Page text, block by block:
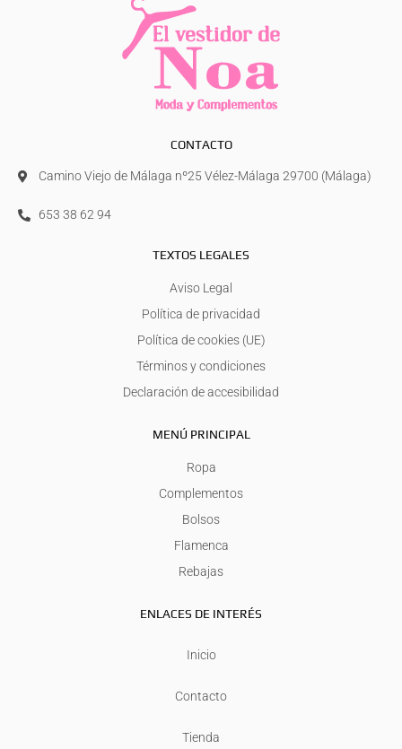
CONTACTO
Camino Viejo de Málaga nº25 Vélez-Málaga 29700 (Málaga)
653 38 62 94
TEXTOS LEGALES
Aviso Legal
Política de privacidad
Política de cookies (UE)
Términos y condiciones
Declaración de accesibilidad
MENÚ PRINCIPAL
Ropa
Complementos
Bolsos
Flamenca
Rebajas
ENLACES DE INTERÉS
Inicio
Contacto
Tienda